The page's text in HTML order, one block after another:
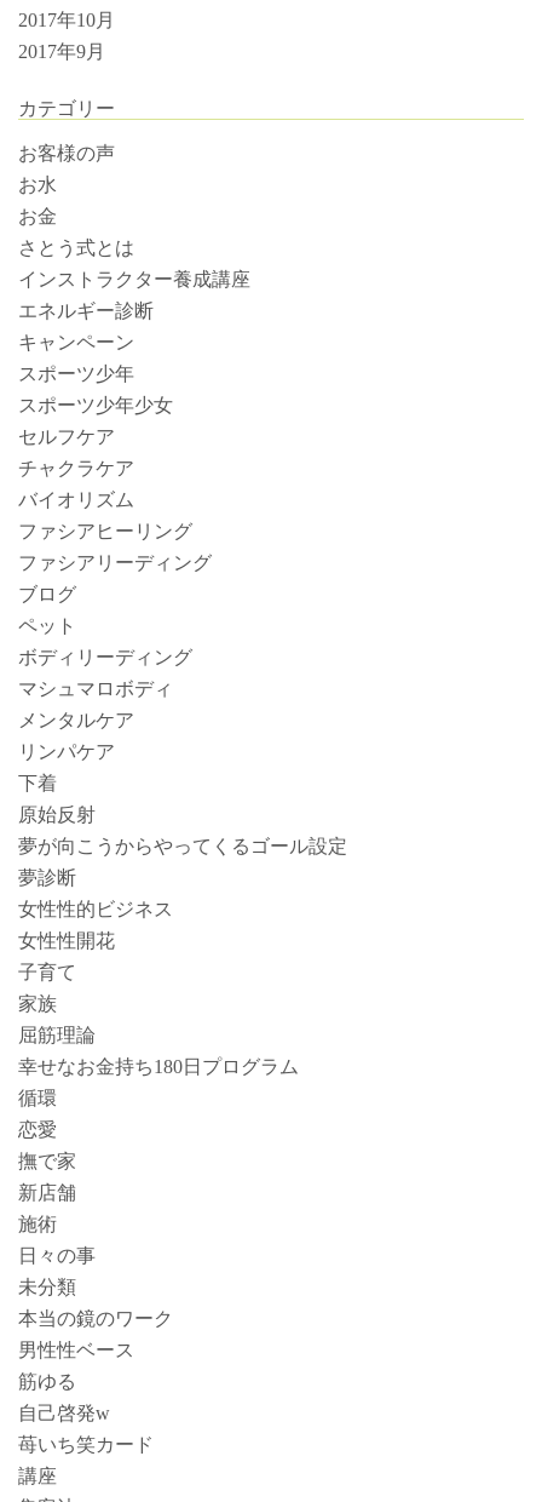
2017年10月
2017年9月
カテゴリー
お客様の声
お水
お金
さとう式とは
インストラクター養成講座
エネルギー診断
キャンペーン
スポーツ少年
スポーツ少年少女
セルフケア
チャクラケア
バイオリズム
ファシアヒーリング
ファシアリーディング
ブログ
ペット
ボディリーディング
マシュマロボディ
メンタルケア
リンパケア
下着
原始反射
夢が向こうからやってくるゴール設定
夢診断
女性性的ビジネス
女性性開花
子育て
家族
屈筋理論
幸せなお金持ち180日プログラム
循環
恋愛
撫で家
新店舗
施術
日々の事
未分類
本当の鏡のワーク
男性性ベース
筋ゆる
自己啓発w
苺いち笑カード
講座